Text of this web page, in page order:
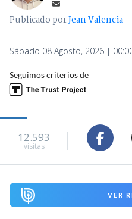
Publicado porJean Valencia
Sábado 08 Agosto, 2026 |
Seguimos criterios de
12.593
visitas
VER